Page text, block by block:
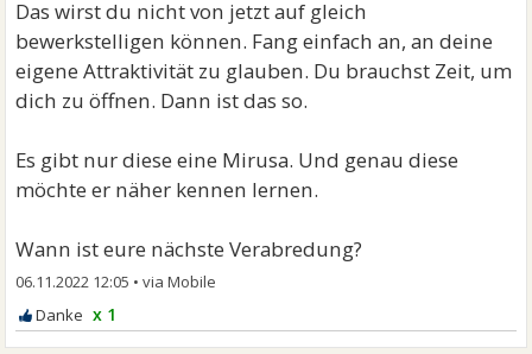
Das wirst du nicht von jetzt auf gleich
bewerkstelligen können. Fang einfach an, an deine
eigene Attraktivität zu glauben. Du brauchst Zeit, um
dich zu öffnen. Dann ist das so.
Es gibt nur diese eine Mirusa. Und genau diese
möchte er näher kennen lernen.
Wann ist eure nächste Verabredung?
06.11.2022 12:05 •
x 1